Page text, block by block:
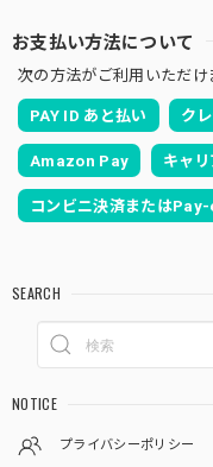
お支払い方法について
次の方法がご利用いただけ
PAY ID あと払い ク
Amazon Pay キャ
コンビニ決済または
SEARCH
NOTICE
プライバシーポリシー